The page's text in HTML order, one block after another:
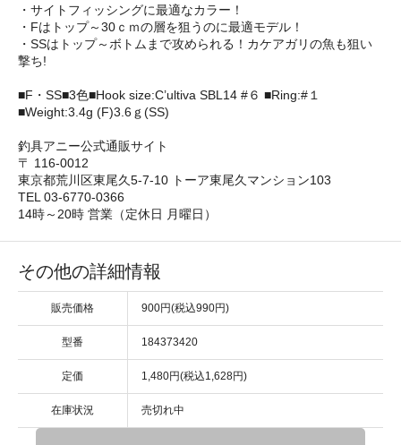
・サイトフィッシングに最適なカラー！
・Fはトップ～30ｃｍの層を狙うのに最適モデル！
・SSはトップ～ボトムまで攻められる！カケアガリの魚も狙い
撃ち!
■F・SS■3色■Hook size:C’ultiva SBL14 #６ ■Ring:#１
■Weight:3.4g (F)3.6ｇ(SS)
釣具アニー公式通販サイト
〒 116-0012
東京都荒川区東尾久5-7-10 トーア東尾久マンション103
TEL 03-6770-0366
14時～20時 営業（定休日 月曜日）
その他の詳細情報
販売価格 900円(税込990円)
型番 184373420
定価 1,480円(税込1,628円)
在庫状況 売切れ中